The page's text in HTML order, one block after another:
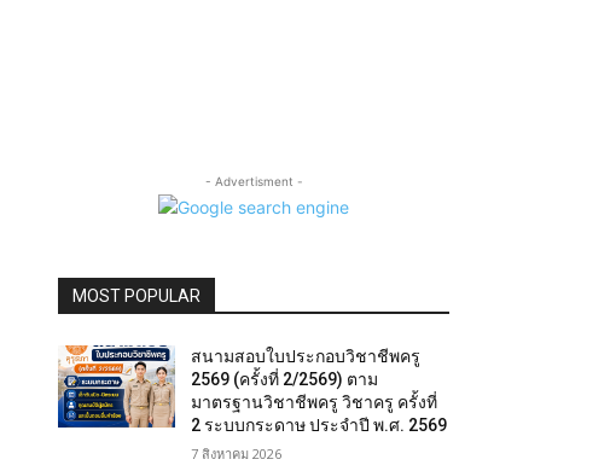
- Advertisment -
MOST POPULAR
สนามสอบใบประกอบวิชาชีพครู
2569 (ครั้งที่ 2/2569) ตาม
มาตรฐานวิชาชีพครู วิชาครู ครั้งที่
2 ระบบกระดาษ ประจำปี พ.ศ. 2569
7 สิงหาคม 2026